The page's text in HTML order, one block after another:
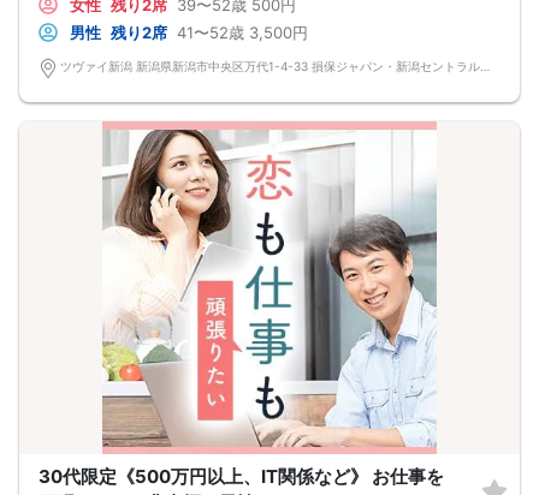
女性 残り2席 39〜52歳 500円
男性 残り2席 41〜52歳 3,500円
30代限定《500万円以上、IT関係など》 お仕事を